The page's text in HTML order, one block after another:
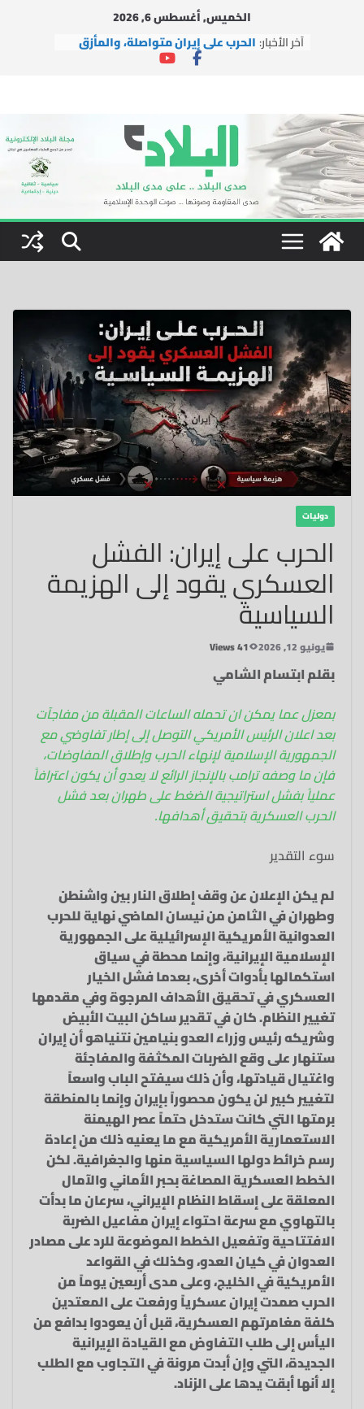
الخميس, أغسطس 6, 2026
آخر الأخبار: الحرب على إيران متواصلة، والمأزق
الأمريكي يتعمق
محسن الآراكي في مدينة قم
بينما تُغيّر إيران الوعي بالفعل، يتضح
فشل إسرائيل
اتفاقية التعاون النووي بين الولايات
المتحدة والمملكة العربية
السعودية.. الفرص والمخاطر
والتوصيات السياسية
دوليات
الحرب على إيران: الفشل
العسكري يقود إلى الهزيمة
السياسية
يونيو 12, 2026 41 Views
بقلم ابتسام الشامي
بمعزل عما يمكن ان تحمله الساعات المقبلة من مفاجآت
بعد اعلان الرئيس الأمريكي التوصل إلى إطار تفاوضي مع
الجمهورية الإسلامية لإنهاء الحرب وإطلاق المفاوضات،
فإن ما وصفه ترامب بالإنجاز الرائع لا يعدو أن يكون اعترافاً
عملياً بفشل استراتيجية الضغط على طهران بعد فشل
الحرب العسكرية بتحقيق أهدافها.
سوء التقدير
لم يكن الإعلان عن وقف إطلاق النار بين واشنطن
وطهران في الثامن من نيسان الماضي نهاية للحرب
العدوانية الأمريكية الإسرائيلية على الجمهورية
الإسلامية الإيرانية، وإنما محطة في سياق
استكمالها بأدوات أخرى، بعدما فشل الخيار
العسكري في تحقيق الأهداف المرجوة وفي مقدمها
تغيير النظام. كان في تقدير ساكن البيت الأبيض
وشريكه رئيس وزراء العدو بنيامين نتنياهو أن إيران
ستنهار على وقع الضربات المكثفة والمفاجئة
واغتيال قيادتها، وأن ذلك سيفتح الباب واسعاً
لتغيير كبير لن يكون محصوراً بإيران وإنما بالمنطقة
برمتها التي كانت ستدخل حتماً عصر الهيمنة
الاستعمارية الأمريكية مع ما يعنيه ذلك من إعادة
رسم خرائط دولها السياسية منها والجغرافية. لكن
الخطط العسكرية المصاغة بحبر الأماني والآمال
المعلقة على إسقاط النظام الإيراني، سرعان ما بدأت
بالتهاوي مع سرعة احتواء إيران مفاعيل الضربة
الافتتاحية وتفعيل الخطط الموضوعة للرد على مصادر
العدوان في كيان العدو، وكذلك في القواعد
الأمريكية في الخليج، وعلى مدى أربعين يوماً من
الحرب صمدت إيران عسكرياً ورفعت على المعتدين
كلفة مغامرتهم العسكرية، قبل أن يعودوا بدافع من
اليأس إلى طلب التفاوض مع القيادة الإيرانية
الجديدة، التي وإن أبدت مرونة في التجاوب مع الطلب
إلا أنها أبقت يدها على الزناد.